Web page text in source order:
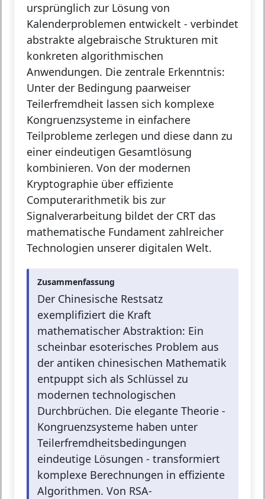
ursprünglich zur Lösung von
Kalenderproblemen entwickelt - verbindet
abstrakte algebraische Strukturen mit
konkreten algorithmischen
Anwendungen. Die zentrale Erkenntnis:
Unter der Bedingung paarweiser
Teilerfremdheit lassen sich komplexe
Kongruenzsysteme in einfachere
Teilprobleme zerlegen und diese dann zu
einer eindeutigen Gesamtlösung
kombinieren. Von der modernen
Kryptographie über effiziente
Computerarithmetik bis zur
Signalverarbeitung bildet der CRT das
mathematische Fundament zahlreicher
Technologien unserer digitalen Welt.
Zusammenfassung
Der Chinesische Restsatz
exemplifiziert die Kraft
mathematischer Abstraktion: Ein
scheinbar esoterisches Problem aus
der antiken chinesischen Mathematik
entpuppt sich als Schlüssel zu
modernen technologischen
Durchbrüchen. Die elegante Theorie -
Kongruenzsysteme haben unter
Teilerfremdheitsbedingungen
eindeutige Lösungen - transformiert
komplexe Berechnungen in effiziente
Algorithmen. Von RSA-